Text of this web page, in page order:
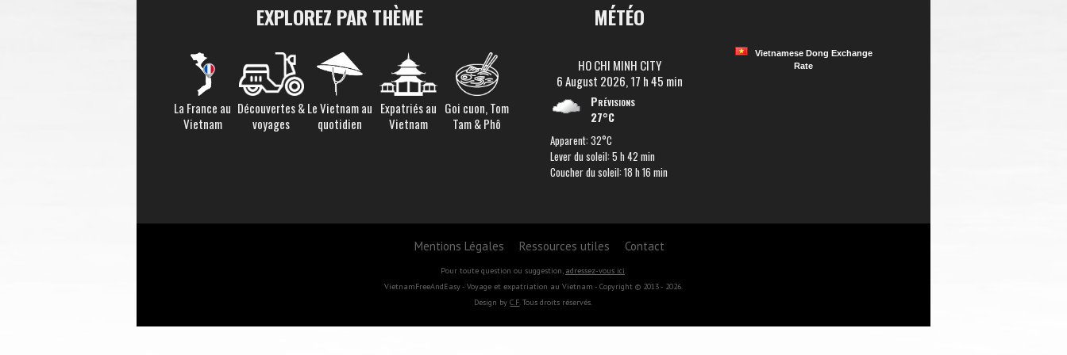
EXPLOREZ PAR THÈME
La France au
Vietnam
Découvertes &
voyages
Le Vietnam au
quotidien
Expatriés au
Vietnam
Goi cuon, Tom
Tam & Phô
MÉTÉO
HO CHI MINH CITY
6 August 2026, 17 h 45 min
Prévisions
27°C
Apparent: 32°C
Lever du soleil: 5 h 42 min
Coucher du soleil: 18 h 16 min
Vietnamese Dong Exchange
Rate
Mentions Légales Ressources utiles Contact
Pour toute question ou suggestion, adressez-vous ici.
VietnamFreeAndEasy - Voyage et expatriation au Vietnam - Copyright © 2013 - 2026.
Design byC.F. Tous droits réservés.